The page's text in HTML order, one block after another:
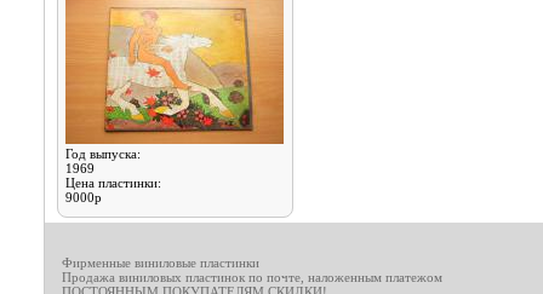
Год выпуска:
1969
Цена пластинки:
9000р
Фирменные виниловые пластинки
Продажа виниловых пластинок по почте, наложенным платежом